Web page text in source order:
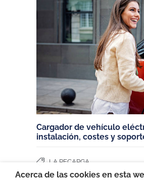
Cargador de vehículo
instalación, costes y
LA RECARGA
Contáctanos
Sobre ChargeGuru
Trabaja con nosotros
Español (España)
Miembros de:
Acerca de las cookies en esta